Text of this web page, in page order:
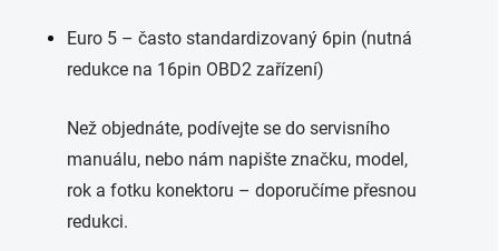
Euro 5 – často standardizovaný 6pin (nutná
redukce na 16pin OBD2 zařízení)
Než objednáte, podívejte se do servisního
manuálu, nebo nám napište značku, model,
rok a fotku konektoru – doporučíme přesnou
redukci.